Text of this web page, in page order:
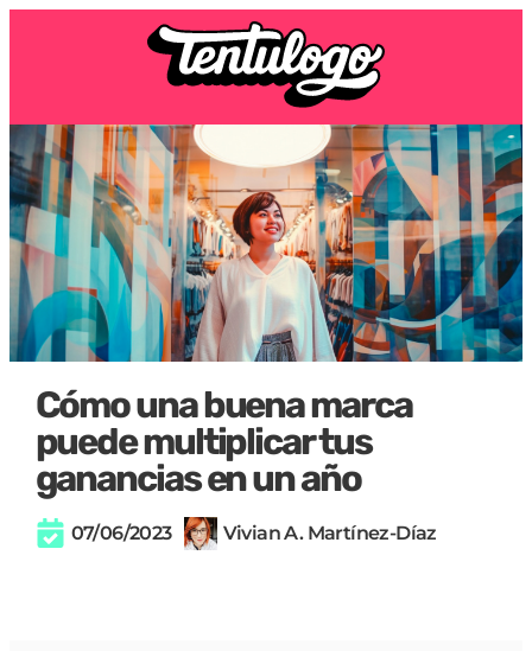
Cómo una buena marca
puede multiplicar tus
ganancias en un año
07/06/2023 Vivian A. Martínez-Díaz